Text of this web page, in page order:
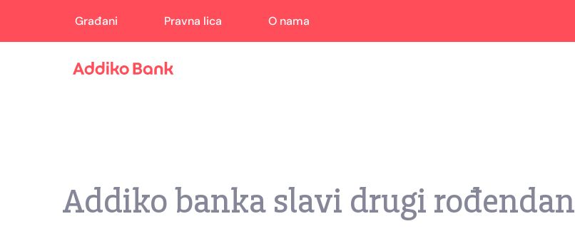
Građani Pravna lica O nama
Addiko banka slavi drugi rođendan